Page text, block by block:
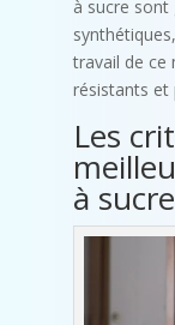
à sucre sont
travail de ce
résistants et
Les
à sucre